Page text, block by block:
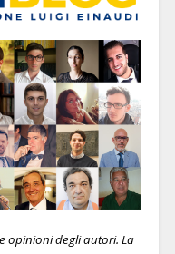
opinioni degli autori. La